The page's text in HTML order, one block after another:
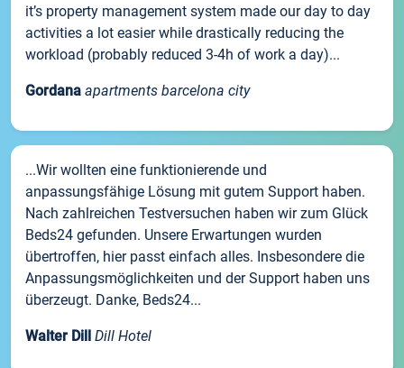
it’s property management system made our day to day
activities a lot easier while drastically reducing the
workload (probably reduced 3-4h of work a day)...
Gordana apartments barcelona city
...Wir wollten eine funktionierende und
anpassungsfähige Lösung mit gutem Support haben.
Nach zahlreichen Testversuchen haben wir zum Glück
Beds24 gefunden. Unsere Erwartungen wurden
übertroffen, hier passt einfach alles. Insbesondere die
Anpassungsmöglichkeiten und der Support haben uns
überzeugt. Danke, Beds24...
Walter Dill Dill Hotel